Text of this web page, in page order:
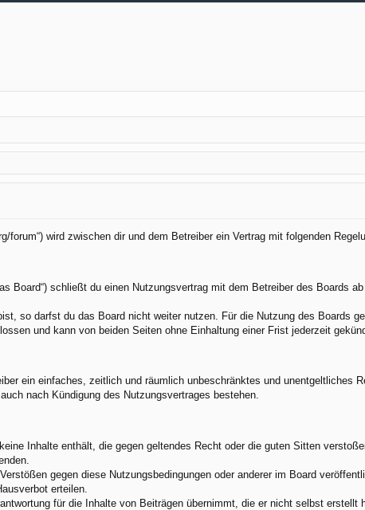
forum“) wird zwischen dir und dem Betreiber ein Vertrag mit folgenden
Board“) schließt du einen Nutzungsvertrag mit dem Betreiber des Boards
so darfst du das Board nicht weiter nutzen. Für die Nutzung des Boards
und kann von beiden Seiten ohne Einhaltung einer Frist jederzeit
ein einfaches, zeitlich und räumlich unbeschränktes und unentgeltliches
nach Kündigung des Nutzungsvertrages bestehen.
Inhalte enthält, die gegen geltendes Recht oder die guten Sitten
gegen diese Nutzungsbedingungen oder anderer im Board
erteilen.
für die Inhalte von Beiträgen übernimmt, die er nicht selbst